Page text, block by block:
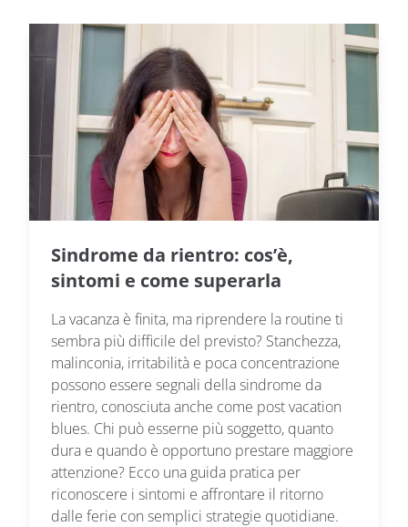
Sindrome da rientro: cos’è,
sintomi e come superarla
La vacanza è finita, ma riprendere la routine ti
sembra più difficile del previsto? Stanchezza,
malinconia, irritabilità e poca concentrazione
possono essere segnali della sindrome da
rientro, conosciuta anche come post vacation
blues. Chi può esserne più soggetto, quanto
dura e quando è opportuno prestare maggiore
attenzione? Ecco una guida pratica per
riconoscere i sintomi e affrontare il ritorno
dalle ferie con semplici strategie quotidiane.